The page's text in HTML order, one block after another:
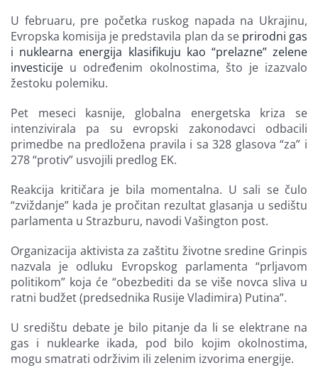
U februaru, pre početka ruskog napada na Ukrajinu,
Evropska komisija je predstavila plan da seprirodni gas
i nuklearna energija klasifikuju kao “prelazne” zelene
investicije u određenim okolnostima, što je izazvalo
žestoku polemiku.
Pet meseci kasnije, globalna energetska kriza se
intenzivirala pa su evropski zakonodavci odbacili
primedbe na predložena pravila i sa 328 glasova “za” i
278 “protiv” usvojili predlog EK.
Reakcija kritičara je bila momentalna. U sali se čulo
“zviždanje” kada je pročitan rezultat glasanja u sedištu
parlamenta u Strazburu, navodi Vašington post.
Organizacija aktivista za zaštitu životne sredine Grinpis
nazvala je odluku Evropskog parlamenta “prljavom
politikom” koja će “obezbediti da se više novca sliva u
ratni budžet (predsednika Rusije Vladimira) Putina”.
U središtu debate je bilo pitanje da li se elektrane na
gas i nuklearke ikada, pod bilo kojim okolnostima,
mogu smatrati održivim ili zelenim izvorima energije.